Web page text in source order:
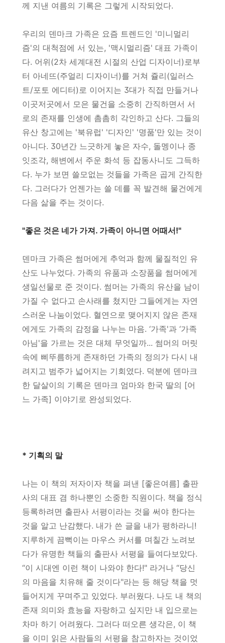
께 지낸 여름의 기록은 그렇게 시작되었다.
우리의 덴마크 가족은 요즘 트렌드인 '미니멀리
즘'의 대척점에 서 있는, '맥시멀리즘' 대표 가족이
다. 어위(2차 세계대전 시절의 산업 디자이너)로부
터 아네뜨(주얼리 디자이너)를 거쳐 쥴리(일러스
트/포토 에디터)로 이어지는 3대가 직접 만들거나
이곳저곳에서 모은 물건을 소중히 간직하면서 서
로의 존재를 인생에 촘촘히 각인하고 산다. 그들의
유산 창고에는 '북유럽' '디자인' '명품'만 있는 것이
아니다. 30년간 느긋하게 놓은 자수, 돌멩이나 종
잇조각, 해변에서 주운 화석 등 잡동사니도 그득하
다. 누가 보면 쓸모없는 것들을 가족은 곱게 간직한
다. 그러다가 언젠가는 쓸 데를 꼭 발견해 물건에게
다음 삶을 주는 것이다.
"좋은 것은 네가 가져. 가족이 아니면 어때서!"
덴마크 가족은 썸머에게 추억과 함께 물질적인 유
산도 나누었다. 가족의 유품과 소장품을 썸머에게
생일선물로 준 것이다. 썸머는 가족의 유산을 남이
가질 수 없다고 손사래를 쳤지만 그들에게는 자연
스러운 나눔이었다. 혈연으로 맺어지지 않은 존재
에게도 가족의 감정을 나누는 마음. ‘가족'과 ‘가족
아님'을 가르는 것은 대체 무엇일까... 썸머의 머릿
속에 삐뚜름하게 존재하던 가족의 정의가 다시 내
려지고 범주가 넓어지는 기회였다. 덕분에 덴마크
한 달살이의 기록은 덴마크 엄마와 한국 딸의 [어
느 가족] 이야기로 완성되었다.
* 기획의 말
나는 이 책의 저자이자 책을 펴낸 [좋은여름] 출판
사의 대표 겸 하나뿐인 소중한 직원이다. 책을 정식
등록하려면 출판사 서평이라는 것을 써야 한다는
것을 알고 난감했다. 내가 쓴 글을 내가 평하라니!
지루하게 끔뻑이는 마우스 커서를 며칠간 노려보
다가 유명한 책들의 출판사 서평을 들여다보았다.
“이 시대엔 이런 책이 나와야 한다!" 라거나 “당신
의 마음을 치유해 줄 것이다"라는 등 해당 책을 멋
들어지게 꾸며주고 있었다. 부러웠다. 나도 내 책의
존재 의미와 효능을 자랑하고 싶지만 내 입으로는
차마 하기 어려웠다. 그러다 떠오른 생각은, 이 책
을 이미 읽은 사람들의 서평을 참고하자는 것이었